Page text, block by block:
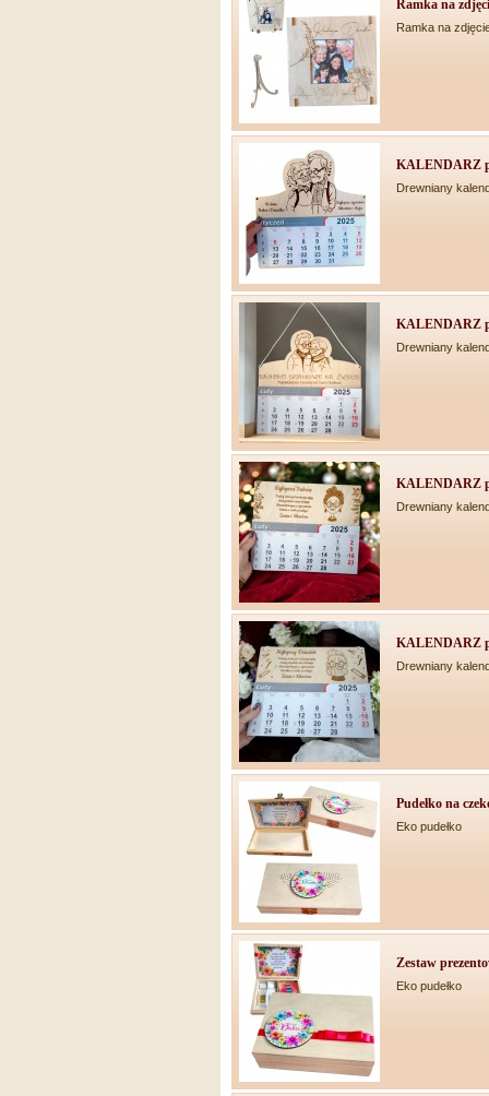
Ramka na
Ramka na
KALENDARZ
Drewniany
KALENDARZ
Drewniany
KALENDARZ
Drewniany
KALENDARZ
Drewniany
Pudełko na
Eko pudełko
Zestaw
Eko pudełko